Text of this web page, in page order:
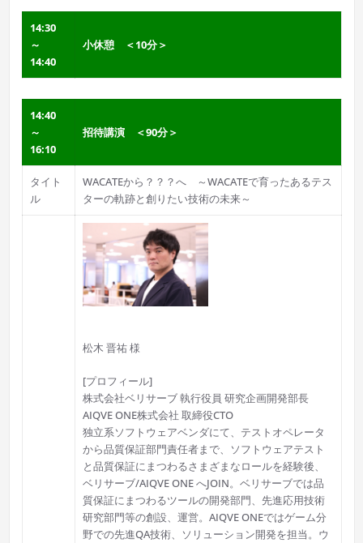
14:30
～
14:40
小休憩 ＜10分＞
14:40
～
16:10
招待講演 ＜90分＞
タイト
ル
WACATEから？？？へ ～WACATEで育ったあるテス
ターの軌跡と創りたい技術の未来～
松木 晋祐 様
[プロフィール]
株式会社ベリサーブ 執行役員 研究企画開発部長
AIQVE ONE株式会社 取締役CTO
独立系ソフトウェアベンダにて、テストオペレータ
から品質保証部門責任者まで、ソフトウェアテスト
と品質保証にまつわるさまざまなロールを経験後、
ベリサーブ/AIQVE ONE へJOIN。ベリサーブでは品
質保証にまつわるツールの開発部門、先進応用技術
研究部門等の創設、運営。AIQVE ONEではゲーム分
野での先進QA技術、ソリューション開発を担当。ウ